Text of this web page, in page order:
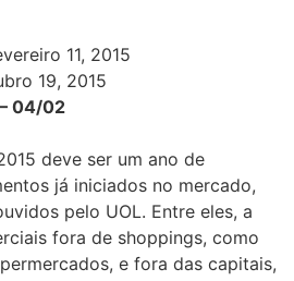
11, 2015
19, 2015
04/02
deve ser um ano de
já iniciados no mercado,
pelo UOL. Entre eles, a
fora de shoppings, como
e fora das capitais,